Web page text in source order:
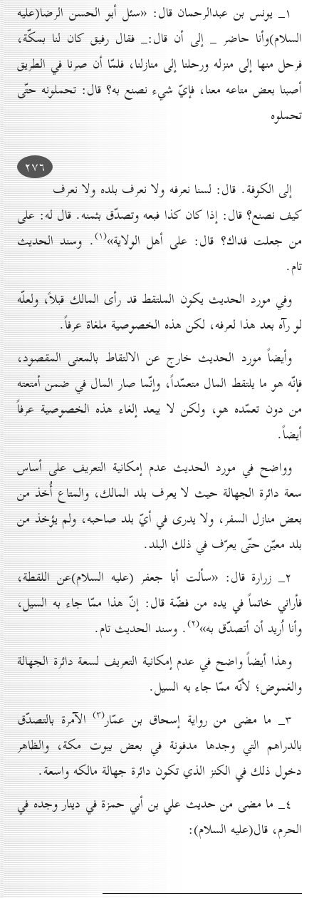
۱_ يونس بن عبدالرحمان قال: «سئل أبو الحسن الرضا(علیه
السلام)وأنا حاضر _ إلى أن قال:_ فقال رفيق كان لنا بمكّة،
فرحل منها إلى منزله ورحلنا إلى منازلنا، فلمّا أن صرنا في الطريق
أصبنا بعض متاعه معنا، فإيّ شيء نصنع به؟ قال: تحملونه حتّى
تحملوه
۲۷٦
إلى الكوفة. قال: لسنا نعرفه ولا نعرف بلده ولا نعرف
كيف نصنع؟ قال: إذا كان كذا فبعه وتصدّق بثمنه. قال له: على
من جعلت فداك؟ قال: على أهل الولاية»(۱) . وسند الحديث
تام.
وفي مورد الحديث يكون الملتقط قد رأى المالك قبلاً، ولعلّه
لو رآه بعد هذا لعرفه، لكن هذه الخصوصية ملغاة عرفاً.
وأيضاً مورد الحديث خارج عن الالتقاط بالمعنى المقصود،
فإنّه هو ما يلتقط المال متعمّداً، وإنّما صار المال في ضمن أمتعته
من دون تعمّده هو، ولكن لا يبعد إلغاء هذه الخصوصية عرفاً
أيضاً.
وواضح في مورد الحديث عدم إمكانية التعريف على أساس
سعة دائرة الجهالة حيث لا يعرف بلد المالك، والمتاع أُخذ من
بعض منازل السفر، ولا يدرى في أيّ بلد صاحبه، ولم يؤخذ من
بلد معيّن حتّى يعرّف في ذلك البلد.
۲_ زرارة قال: «سألت أبا جعفر (علیه السلام)عن اللقطة،
فأراني خاتماً في يده من فضّة قال: إنّ هذا ممّا جاء به السيل،
وأنا اُريد أن أتصدّق به»(۲) . وسند الحديث تام.
وهذا أيضاً واضح في عدم إمكانية التعريف لسعة دائرة الجهالة
والغموض؛ لأنّه ممّا جاء به السيل.
۳_ ما مضى من رواية إسحاق بن عمّار
(۳) الآمرة بالتصدّق
بالدراهم التي وجدها مدفونة في بعض بيوت مكة، والظاهر
دخول ذلك في الكنز الذي تكون دائرة جهالة مالكه واسعة.
٤_ ما مضى من حديث علي بن أبي حمزة في دينار وجده في
الحرم، قال(علیه السلام):